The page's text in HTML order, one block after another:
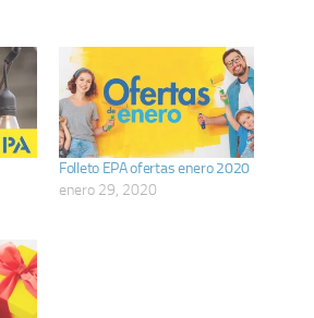
Folleto EPA ofertas enero 2020
enero 29, 2020